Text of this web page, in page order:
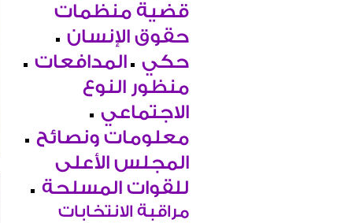
قضية منظمات
حقوق الإنسان
حكي
المدافعات
منظور النوع
الاجتماعي
معلومات ونصائح
المجلس الأعلى
للقوات المسلحة
مراقبة الانتخابات